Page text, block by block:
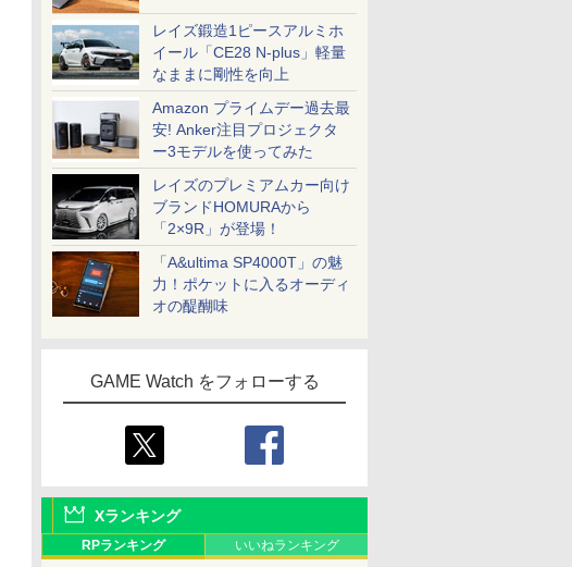
レイズ鍛造1ピースアルミホ
イール「CE28 N-plus」軽量
なままに剛性を向上
Amazon プライムデー過去最
安! Anker注目プロジェクタ
ー3モデルを使ってみた
レイズのプレミアムカー向け
ブランドHOMURAから
「2×9R」が登場！
「A&ultima SP4000T」の魅
力！ポケットに入るオーディ
オの醍醐味
GAME Watch をフォローする
Xランキング
RPランキング いいねランキング